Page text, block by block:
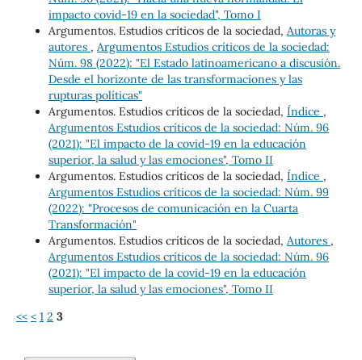
impacto covid-19 en la sociedad", Tomo I
Argumentos. Estudios críticos de la sociedad, Autoras y
autores , Argumentos Estudios críticos de la sociedad:
Núm. 98 (2022): "El Estado latinoamericano a discusión.
Desde el horizonte de las transformaciones y las
rupturas políticas"
Argumentos. Estudios críticos de la sociedad, Índice ,
Argumentos Estudios críticos de la sociedad: Núm. 96
(2021): "El impacto de la covid-19 en la educación
superior, la salud y las emociones", Tomo II
Argumentos. Estudios críticos de la sociedad, Índice ,
Argumentos Estudios críticos de la sociedad: Núm. 99
(2022): "Procesos de comunicación en la Cuarta
Transformación"
Argumentos. Estudios críticos de la sociedad, Autores ,
Argumentos Estudios críticos de la sociedad: Núm. 96
(2021): "El impacto de la covid-19 en la educación
superior, la salud y las emociones", Tomo II
<< < 1 2 3